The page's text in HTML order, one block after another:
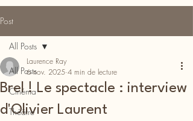
Post
All Posts
Cinéma
Théâtre
All Posts
Brel ! Le spectacle : interview
d'Olivier Laurent
Laurence Ray
6 nov. 2025 4 min de lecture